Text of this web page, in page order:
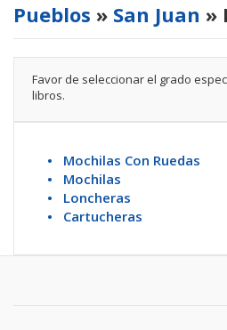
Pueblos » San Juan »
Favor de seleccionar el grado
libros.
• Mochilas Con Ruedas
• Mochilas
• Loncheras
• Cartucheras